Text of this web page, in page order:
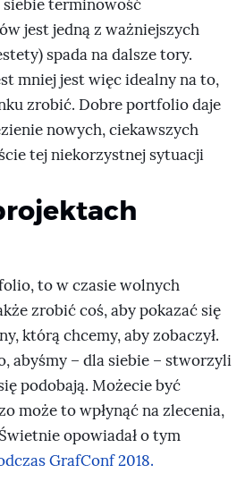
terminowość
jest jedną z ważniejszych
spada na dalsze tory.
mniej jest więc idealny na to,
zrobić. Dobre portfolio daje
nowych, ciekawszych
tej niekorzystnej sytuacji
to w czasie wolnych
zrobić coś, aby pokazać się
którą chcemy, aby zobaczył.
abyśmy – dla siebie – stworzyli
podobają. Możecie być
może to wpłynąć na zlecenia,
opowiadał o tym
GrafConf 2018.